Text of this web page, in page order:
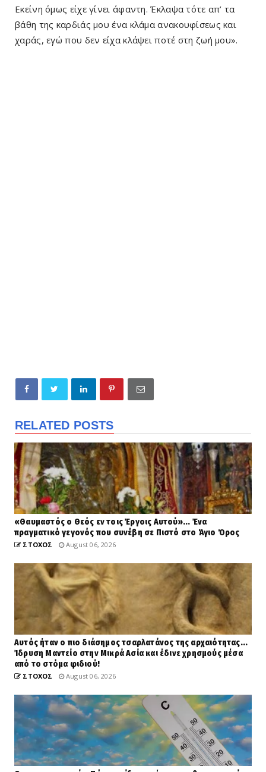
Εκείνη όμως είχε γίνει άφαντη. Έκλαψα τότε απ’ τα
βάθη της καρδιάς μου ένα κλάμα ανακουφίσεως και
χαράς, εγώ που δεν είχα κλάψει ποτέ στη ζωή μου».
RELATED POSTS
«Θαυμαστός ο Θεός εν τοις Έργοις Αυτού»... Ένα
πραγματικό γεγονός που συνέβη σε Πιστό στο Άγιο Όρος
ΣΤΟΧΟΣ August 06, 2026
Αυτός ήταν ο πιο διάσημος τσαρλατάνος της αρχαιότητας...
Ίδρυση Μαντείο στην Μικρά Ασία και έδινε χρησμούς μέσα
από το στόμα φιδιού!
ΣΤΟΧΟΣ August 06, 2026